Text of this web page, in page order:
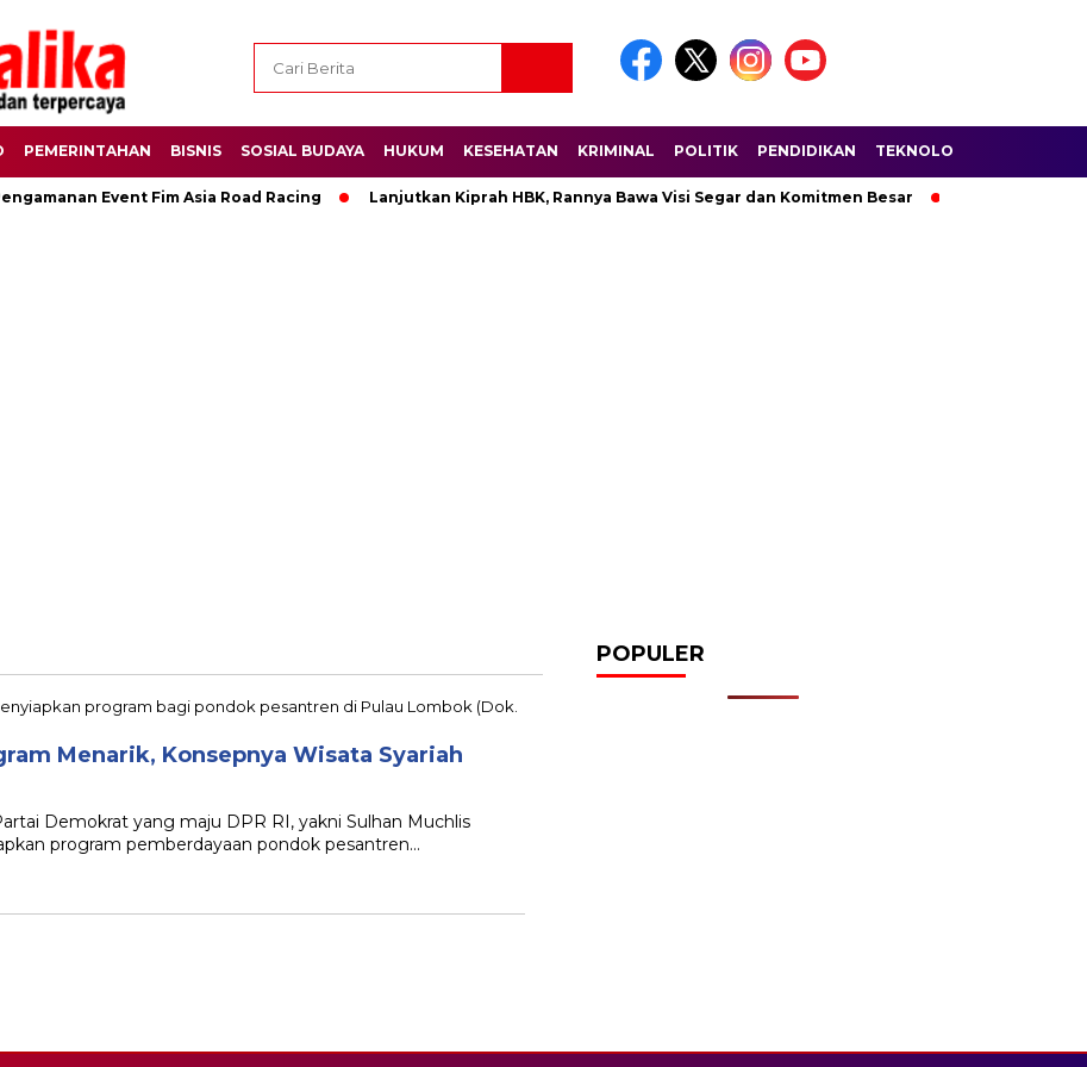
PEMERINTAHAN BISNIS SOSIAL BUDAYA HUKUM KESEHATAN KRIMINAL POLITIK PENDIDIKAN TEKNOLOGI
Event Fim Asia Road Racing Lanjutkan Kiprah HBK, Rannya Bawa Visi Segar dan Komitmen Besar
Menarik, Konsepnya Wisata Syariah
Demokrat yang maju DPR RI, yakni Sulhan Muchlis
program pemberdayaan pondok pesantren…
POPULER